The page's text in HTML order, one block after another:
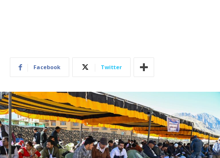
Facebook Twitter